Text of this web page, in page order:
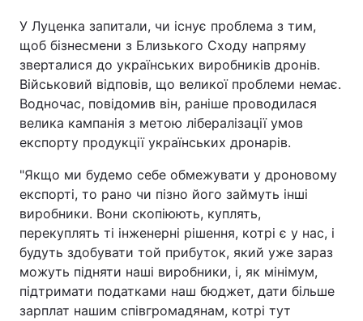
У Луценка запитали, чи існує проблема з тим,
щоб бізнесмени з Близького Сходу напряму
зверталися до українських виробників дронів.
Військовий відповів, що великої проблеми немає.
Водночас, повідомив він, раніше проводилася
велика кампанія з метою лібералізації умов
експорту продукції українських дронарів.
"Якщо ми будемо себе обмежувати у дроновому
експорті, то рано чи пізно його займуть інші
виробники. Вони скопіюють, куплять,
перекуплять ті інженерні рішення, котрі є у нас, і
будуть здобувати той прибуток, який уже зараз
можуть підняти наші виробники, і, як мінімум,
підтримати податками наш бюджет, дати більше
зарплат нашим співгромадянам, котрі тут